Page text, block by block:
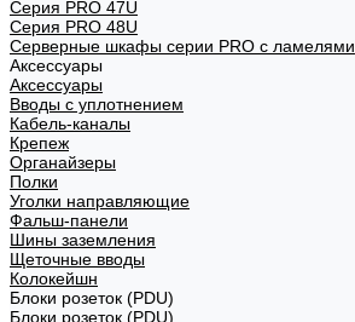
Серия PRO 47U
Серия PRO 48U
Серверные шкафы серии PRO с ламелями
Аксессуары
Аксессуары
Вводы с уплотнением
Кабель-каналы
Крепеж
Органайзеры
Полки
Уголки направляющие
Фальш-панели
Шины заземления
Щеточные вводы
Колокейшн
Блоки розеток (PDU)
Блоки розеток (PDU)